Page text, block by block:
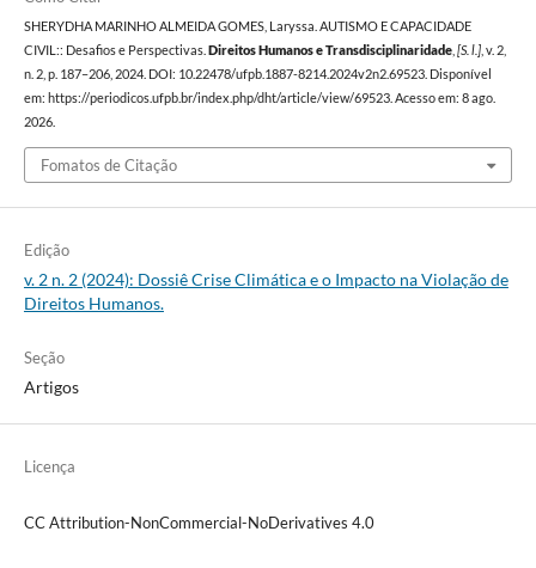
SHERYDHA MARINHO ALMEIDA GOMES, Laryssa. AUTISMO E CAPACIDADE
CIVIL:: Desafios e Perspectivas. Direitos Humanos e Transdisciplinaridade, [S. l.], v. 2,
n. 2, p. 187–206, 2024. DOI: 10.22478/ufpb.1887-8214.2024v2n2.69523. Disponível
em: https://periodicos.ufpb.br/index.php/dht/article/view/69523. Acesso em: 8 ago.
2026.
Fomatos de Citação
Edição
v. 2 n. 2 (2024): Dossiê Crise Climática e o Impacto na Violação de
Direitos Humanos.
Seção
Artigos
Licença
CC Attribution-NonCommercial-NoDerivatives 4.0